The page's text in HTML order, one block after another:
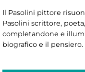
Il Pasolini pittore
Pasolini scrittore,
completandone e
biografico e il pensiero.